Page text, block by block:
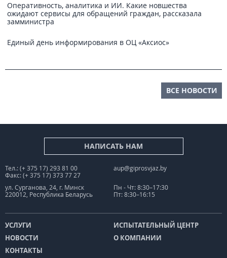
Оперативность, аналитика и ИИ. Какие новшества
ожидают сервисы для обращений граждан, рассказала
замминистра
Единый день информирования в ОЦ «Аксиос»
ВСЕ НОВОСТИ
НАПИСАТЬ НАМ
Тел.: (+ 375 17) 293 81 00
Факс: (+ 375 17) 373 77 27
aup@giprosvjaz.by
ул. Сурганова, 24, г. Минск
220012, Республика Беларусь
Пн - Чт: 8:30–17:30
Пт: 8:30–16:15
УСЛУГИ
ИСПЫТАТЕЛЬНЫЙ ЦЕНТР
НОВОСТИ
О КОМПАНИИ
КОНТАКТЫ